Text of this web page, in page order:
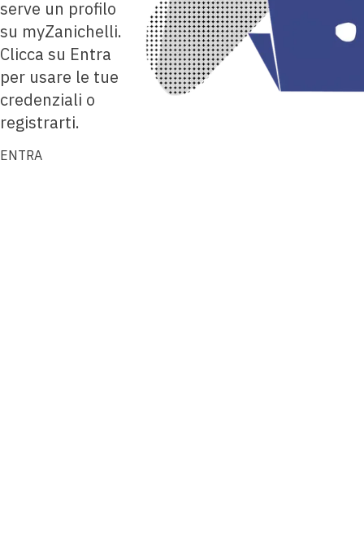
serve un profilo
su myZanichelli.
Clicca su Entra
per usare le tue
credenziali o
registrarti.
ENTRA